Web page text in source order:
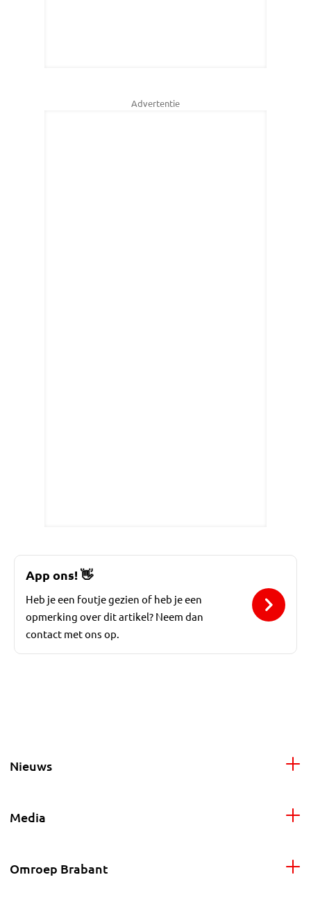
Advertentie
App ons!👋
Heb je een foutje gezien of heb je een
opmerking over dit artikel? Neem dan
contact met ons op.
Nieuws
Media
Omroep Brabant